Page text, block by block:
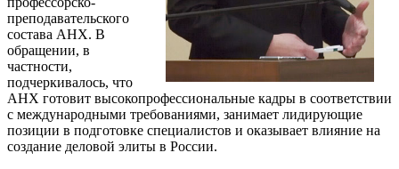
преподавательского
состава АНХ. В
обращении, в
частности,
подчеркивалось, что
АНХ готовит высокопрофессиональные кадры в соответствии
с международными требованиями, занимает лидирующие
позиции в подготовке специалистов и оказывает влияние на
создание деловой элиты в России.